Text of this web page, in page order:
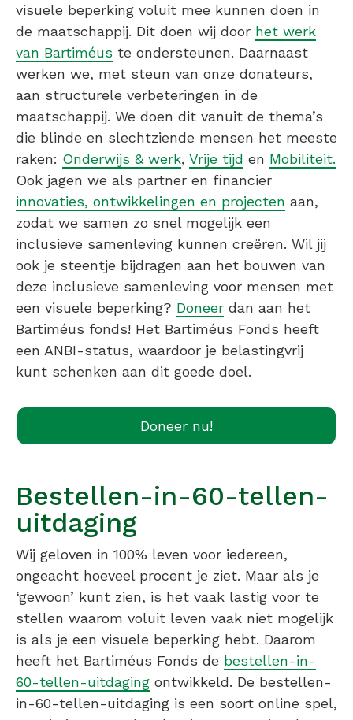
visuele beperking voluit mee kunnen doen in
de maatschappij. Dit doen wij door het werk
van Bartiméus te ondersteunen. Daarnaast
werken we, met steun van onze donateurs,
aan structurele verbeteringen in de
maatschappij. We doen dit vanuit de thema’s
die blinde en slechtziende mensen het meeste
raken: Onderwijs & werk, Vrije tijd en Mobiliteit.
Ook jagen we als partner en financier
innovaties, ontwikkelingen en projecten aan,
zodat we samen zo snel mogelijk een
inclusieve samenleving kunnen creëren. Wil jij
ook je steentje bijdragen aan het bouwen van
deze inclusieve samenleving voor mensen met
een visuele beperking? Doneer dan aan het
Bartiméus fonds! Het Bartiméus Fonds heeft
een ANBI-status, waardoor je belastingvrij
kunt schenken aan dit goede doel.
Doneer nu!
Bestellen-in-60-tellen-
uitdaging
Wij geloven in 100% leven voor iedereen,
ongeacht hoeveel procent je ziet. Maar als je
‘gewoon’ kunt zien, is het vaak lastig voor te
stellen waarom voluit leven vaak niet mogelijk
is als je een visuele beperking hebt. Daarom
heeft het Bartiméus Fonds de bestellen-in-
60-tellen-uitdaging ontwikkeld. De bestellen-
in-60-tellen-uitdaging is een soort online spel,